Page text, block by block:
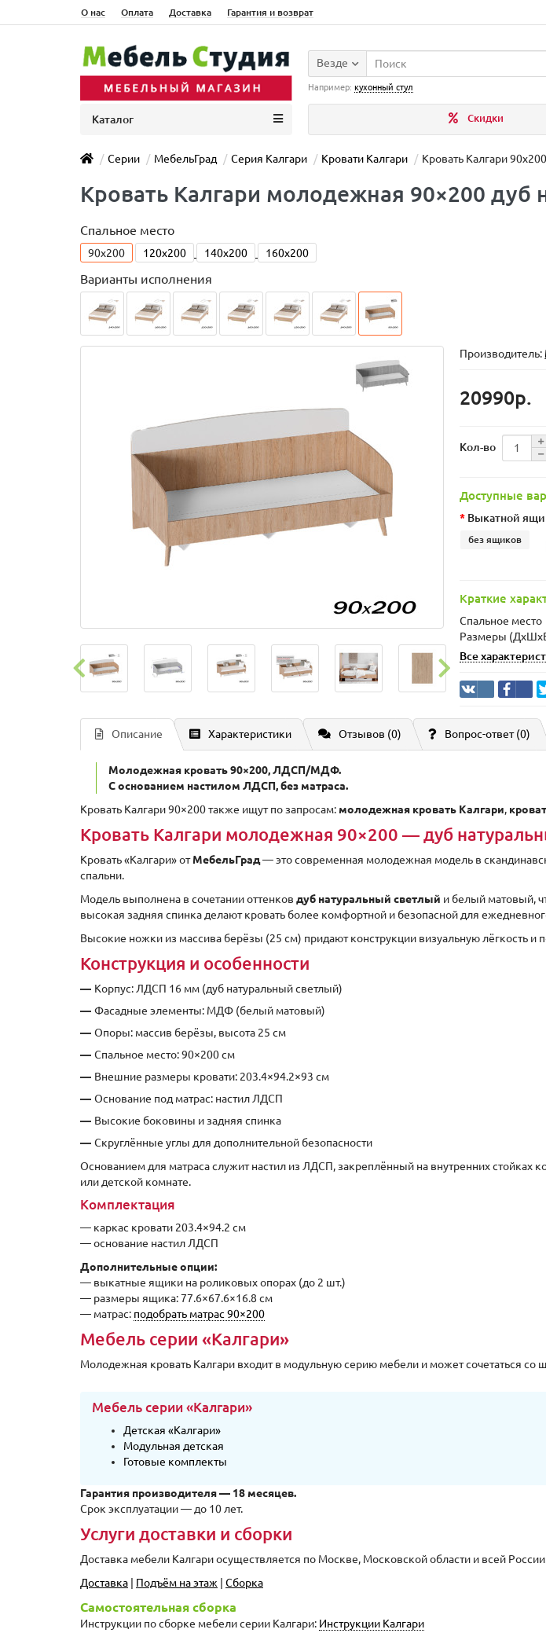
О нас Оплата Доставка Гарантия и возврат
Везде
Например: кухонный стул
Скидки
Каталог
Серии МебельГрад Серия Калгари Кровати Калгари Кровать Калгари
Кровать Калгари молодежная 90×200
Спальное место
90x200 120x200 140x200 160x200
Варианты исполнения
Производитель:
20990р.
Кол-во
Доступные
Выкатной
без ящиков
Краткие
Спальное место
Размеры
Все
Описание Характеристики Отзывов (0) Вопрос-ответ(0)
Молодежная кровать 90×200, ЛДСП/МДФ.
С основанием настилом ЛДСП, без матраса.
Кровать Калгари 90×200 также ищут по запросам: молодежная кровать Калгари,
Кровать Калгари молодежная 90×200 — дуб
Кровать «Калгари» отМебельГрад— это современная молодежная модель в
спальни.
Модель выполнена в сочетании оттенков дуб натуральный светлый и белый матовый,
высокая задняя спинка делают кровать более комфортной и безопасной для
Высокие ножки из массива берёзы (25 см) придают конструкции визуальную лёгкость и
Конструкция и особенности
Корпус: ЛДСП 16 мм (дуб натуральный светлый)
Фасадные элементы: МДФ (белый матовый)
Опоры: массив берёзы, высота 25 см
Спальное место: 90×200 см
Внешние размеры кровати: 203.4×94.2×93 см
Основание под матрас: настил ЛДСП
Высокие боковины и задняя спинка
Скруглённые углы для дополнительной безопасности
Основанием для матраса служит настил из ЛДСП, закреплённый на внутренних стойках
или детской комнате.
Комплектация
— каркас кровати 203.4×94.2 см
— основание настил ЛДСП
Дополнительные опции:
— выкатные ящики на роликовых опорах (до 2 шт.)
— размеры ящика: 77.6×67.6×16.8 см
— матрас: подобрать матрас 90×200
Мебель серии «Калгари»
Молодежная кровать Калгари входит в модульную серию мебели и может сочетаться
Мебель серии «Калгари»
Детская «Калгари»
Модульная детская
Готовые комплекты
Гарантия производителя — 18 месяцев.
Срок эксплуатации — до 10 лет.
Услуги доставки и сборки
Доставка мебели Калгари осуществляется по Москве, Московской области и всей
Доставка
Подъём на этаж Сборка
Самостоятельная сборка
Инструкции по сборке мебели серии Калгари: Инструкции Калгари